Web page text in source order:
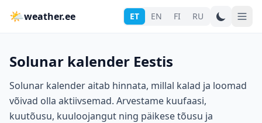
🌤weather.ee ET EN FI RU
Solunar kalender Eestis
Solunar kalender aitab hinnata, millal kalad ja loomad
võivad olla aktiivsemad. Arvestame kuufaasi,
kuutõusu, kuuloojangut ning päikese tõusu ja